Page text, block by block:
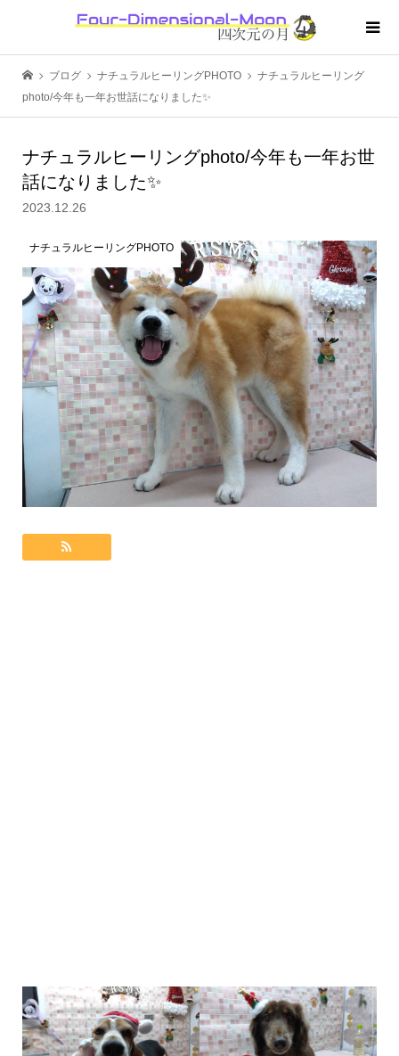
ブログ ナチュラルヒーリングPHOTO
ナチュラルヒーリング
photo/今年も一年お世話になりました✨
ナチュラルヒーリングphoto/今年も一年お世
話になりました✨
2023.12.26
ナチュラルヒーリングPHOTO